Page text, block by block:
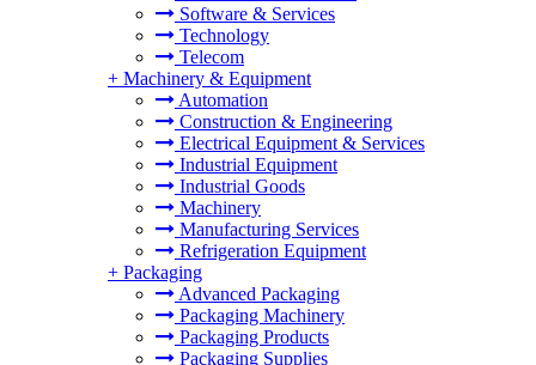
Software & Services
Technology
Telecom
+ Machinery & Equipment
Automation
Construction & Engineering
Electrical Equipment & Services
Industrial Equipment
Industrial Goods
Machinery
Manufacturing Services
Refrigeration Equipment
+ Packaging
Advanced Packaging
Packaging Machinery
Packaging Products
Packaging Supplies